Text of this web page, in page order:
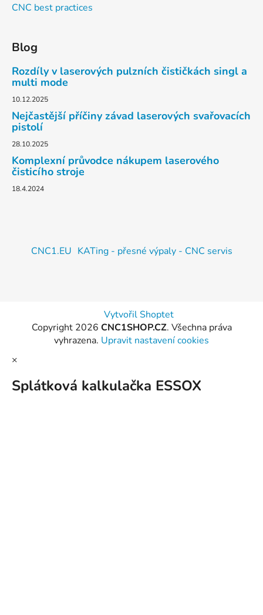
CNC best practices
Blog
Rozdíly v laserových pulzních čističkách singl a
multi mode
10.12.2025
Nejčastější příčiny závad laserových svařovacích
pistolí
28.10.2025
Komplexní průvodce nákupem laserového
čisticího stroje
18.4.2024
CNC1.EU KATing - přesné výpaly - CNC servis
Vytvořil Shoptet
Copyright 2026 CNC1SHOP.CZ. Všechna práva
vyhrazena. Upravit nastavení cookies
×
Splátková kalkulačka ESSOX